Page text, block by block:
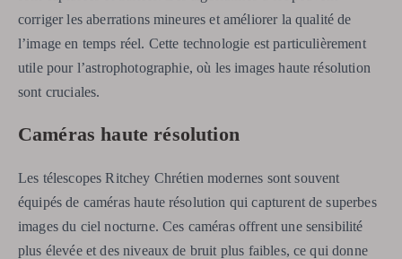
corriger les aberrations mineures et améliorer la qualité de
l’image en temps réel. Cette technologie est particulièrement
utile pour l’astrophotographie, où les images haute résolution
sont cruciales.
Caméras haute résolution
Les télescopes Ritchey Chrétien modernes sont souvent
équipés de caméras haute résolution qui capturent de superbes
images du ciel nocturne. Ces caméras offrent une sensibilité
plus élevée et des niveaux de bruit plus faibles, ce qui donne